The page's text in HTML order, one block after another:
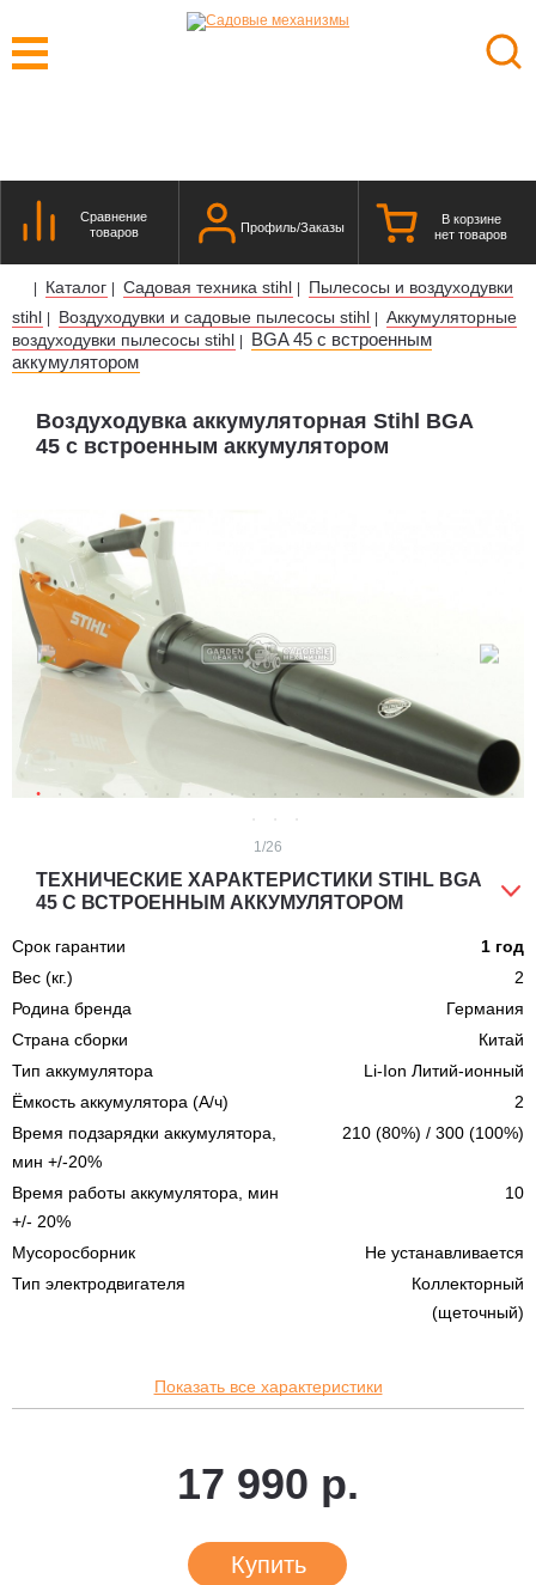
Сравнение
товаров
Профиль/Заказы
В корзине
нет товаров
| Каталог | Садовая техника stihl |
Пылесосы и воздуходувки
stihl | Воздуходувки и садовые пылесосы stihl | Аккумуляторные
воздуходувки пылесосы stihl |
BGA 45 с встроенным
аккумулятором
Воздуходувка аккумуляторная Stihl BGA
45 с встроенным аккумулятором
1/26
ТЕХНИЧЕСКИЕ ХАРАКТЕРИСТИКИ STIHL BGA
45 С ВСТРОЕННЫМ АККУМУЛЯТОРОМ
Срок гарантии
1 год
Вес (кг.)
2
Родина бренда
Германия
Страна сборки
Китай
Тип аккумулятора
Li-Ion Литий-ионный
Ёмкость аккумулятора (А/ч)
2
Время подзарядки аккумулятора,
мин +/-20%
210 (80%) / 300 (100%)
Время работы аккумулятора, мин
+/- 20%
10
Мусоросборник
Не устанавливается
Тип электродвигателя
Коллекторный
(щеточный)
Показать все характеристики
17 990 р.
Купить